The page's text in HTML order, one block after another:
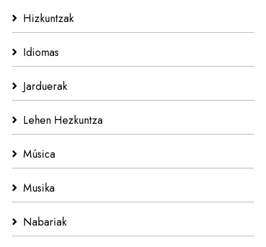
Hizkuntzak
Idiomas
Jarduerak
Lehen Hezkuntza
Música
Musika
Nabariak